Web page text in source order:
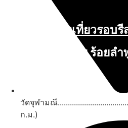
นับหิ่งห้อย ร้อยลำ
วัดจุฬามณี
ก.ม.)
สถานที่ท่องเที่ยวรอบ